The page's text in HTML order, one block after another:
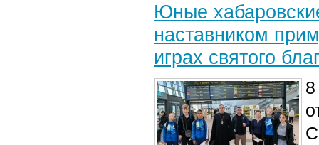
Юные
наставником
играх святого